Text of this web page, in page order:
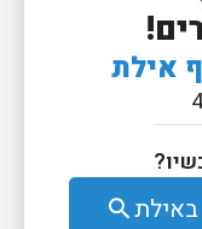
אילת
באילתsearch